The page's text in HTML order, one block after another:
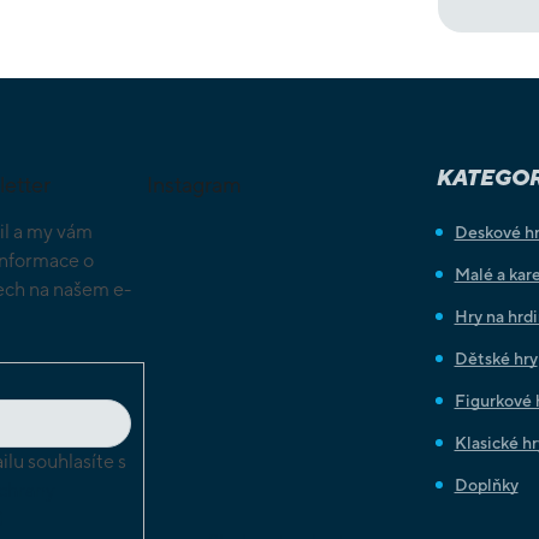
a my vám
o
na našem e-
souhlasíte s
Instagram
Deskové
Malé a
Hry na
Dětské hry
Figurkové
Klasické
Doplňky